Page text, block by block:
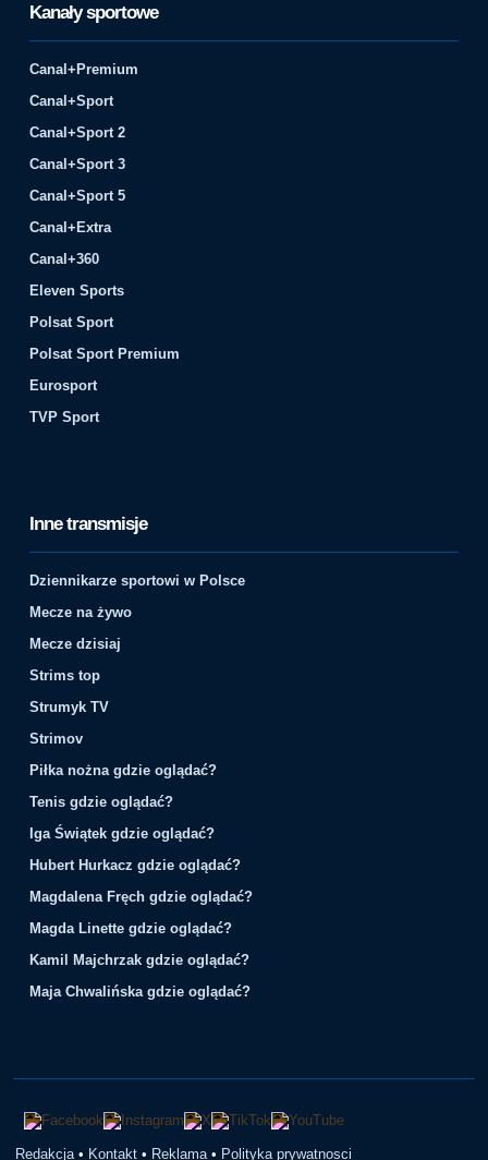
Kanały sportowe
Canal+Premium
Canal+Sport
Canal+Sport 2
Canal+Sport 3
Canal+Sport 5
Canal+Extra
Canal+360
Eleven Sports
Polsat Sport
Polsat Sport Premium
Eurosport
TVP Sport
Inne transmisje
Dziennikarze sportowi w Polsce
Mecze na żywo
Mecze dzisiaj
Strims top
Strumyk TV
Strimov
Piłka nożna gdzie oglądać?
Tenis gdzie oglądać?
Iga Świątek gdzie oglądać?
Hubert Hurkacz gdzie oglądać?
Magdalena Fręch gdzie oglądać?
Magda Linette gdzie oglądać?
Kamil Majchrzak gdzie oglądać?
Maja Chwalińska gdzie oglądać?
Redakcja • Kontakt • Reklama • Polityka prywatnosci